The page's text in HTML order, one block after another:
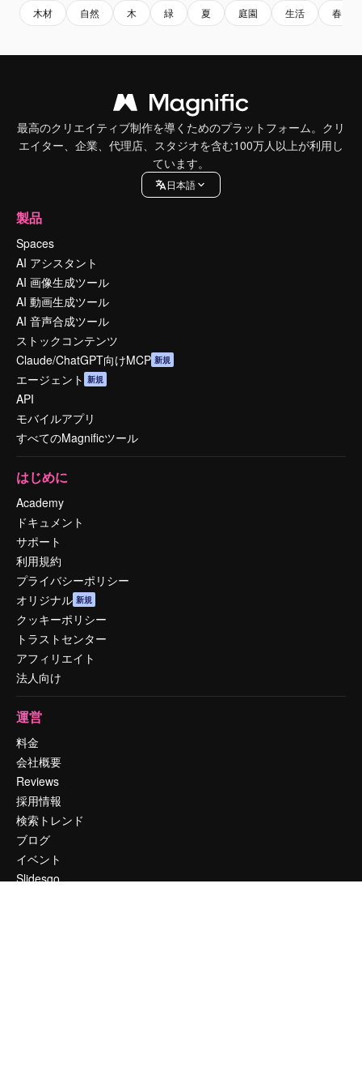
木材 自然 木 緑 夏 庭園 生活 春
最高のクリエイティブ制作を導くためのプラットフォーム。クリ
エイター、企業、代理店、スタジオを含む100万人以上が利用し
ています。
日本語
製品
Spaces
AI アシスタント
AI 画像生成ツール
AI 動画生成ツール
AI 音声合成ツール
ストックコンテンツ
Claude/ChatGPT向けMCP 新規
エージェント 新規
API
モバイルアプリ
すべてのMagnificツール
はじめに
Academy
ドキュメント
サポート
利用規約
プライバシーポリシー
オリジナル 新規
クッキーポリシー
トラストセンター
アフィリエイト
法人向け
運営
料金
会社概要
Reviews
採用情報
検索トレンド
ブログ
イベント
Slidesgo